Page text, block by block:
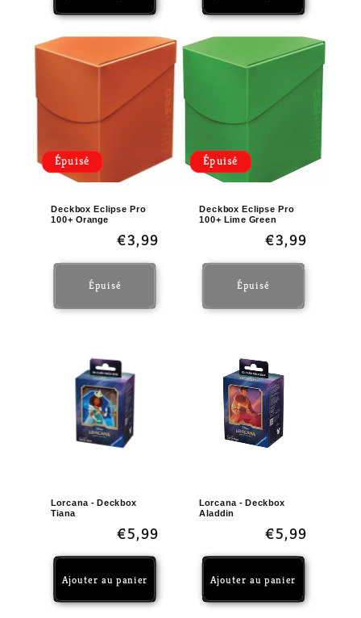
Épuisé
Deckbox Eclipse Pro
100+ Orange
Prix
habituel
€3,99
Épuisé
Épuisé
Deckbox Eclipse Pro
100+ Lime Green
Prix
habituel
€3,99
Épuisé
Lorcana - Deckbox
Tiana
Prix
habituel
€5,99
Ajouter au panier
Lorcana - Deckbox
Aladdin
Prix
habituel
€5,99
Ajouter au panier